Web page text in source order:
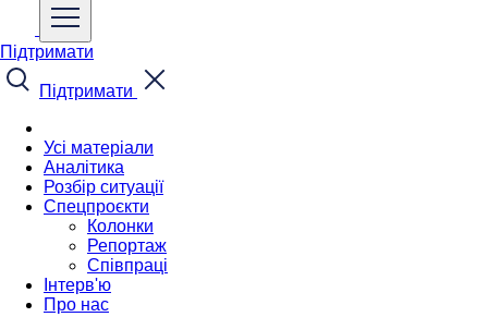
Підтримати
Підтримати
Усі матеріали
Аналітика
Розбір ситуації
Спецпроєкти
Колонки
Репортаж
Співпраці
Інтерв'ю
Про нас